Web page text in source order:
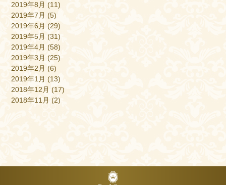
2019年8月 (11)
2019年7月 (5)
2019年6月 (29)
2019年5月 (31)
2019年4月 (58)
2019年3月 (25)
2019年2月 (6)
2019年1月 (13)
2018年12月 (17)
2018年11月 (2)